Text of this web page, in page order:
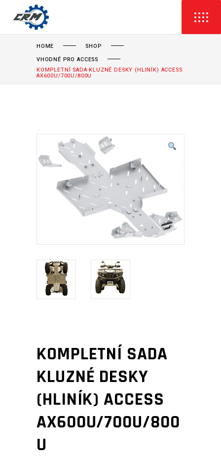
HOME
SHOP
VHODNÉ PRO ACCESS
KOMPLETNÍ SADA KLUZNÉ DESKY (HLINÍK) ACCESS
AX600U/700U/800U
KOMPLETNÍ SADA
KLUZNÉ DESKY
(HLINÍK) ACCESS
AX600U/700U/800
U